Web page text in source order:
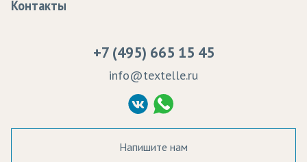
Сертификаты качества
Судебные решения
Политика Конфиденциальности
Согласие на обработку ПД
Контакты
+7 (495) 665 15 45
info@textelle.ru
Напишите нам